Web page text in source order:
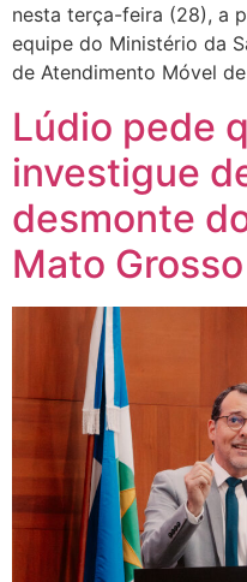
nesta terça-feira (28), a
equipe do Ministério da
de Atendimento Móvel
Lúdio pede
investigue
desmonte
Mato Grosso